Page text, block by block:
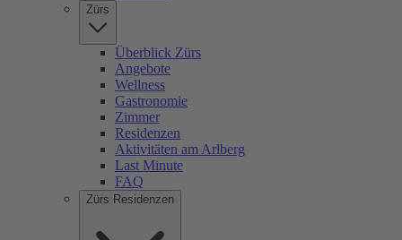
Zürs
Überblick Zürs
Angebote
Wellness
Gastronomie
Zimmer
Residenzen
Aktivitäten am Arlberg
Last Minute
FAQ
Zürs Residenzen